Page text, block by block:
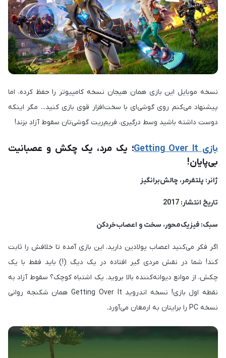
نسخه موبایل این بازی همان هیجان نسخه کامپیوتر را حفظ کرده، اما
پیشنهاد می‌کنم روی گوشی‌ای با سخت‌افزار قوی بازی کنید... مگر اینکه
دوست داشته باشید وسط درگیری، فریم‌ریت گوشی‌تان سقوط آزاد بزند!
بازی Getting Over It
؛ یک مرد، یک چکش و عصبانیت
بی‌پایان!
ژانر: پلتفرمر، چالش‌برانگیز
تاریخ انتشار: 2017
سبک: فیزیک‌محور، سخت و اعصاب‌خردکن
اگر فکر می‌کنید اعصاب پولادین دارید، این بازی آمده تا خلافش را ثابت
کند! شما در نقش مردی گیر افتاده در یک دیگ (!) باید فقط با یک
چکش، از موانع دیوانه‌کننده بالا بروید. یک اشتباه کوچک؟ سقوط آزاد به
نقطه اول بازی! نسخه اندروید Getting Over It همان شکنجه روانی
نسخه PC را برایتان به ارمغان می‌آورد.